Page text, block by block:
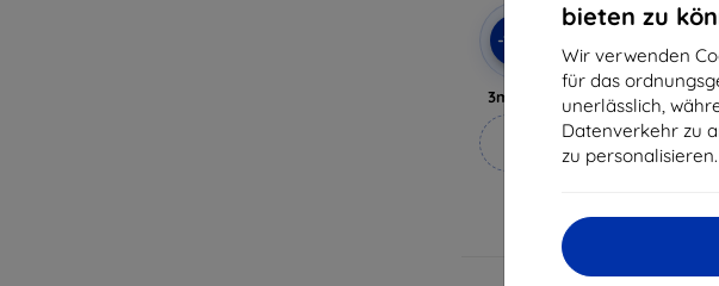
bieten zu
Wir verwenden
für das
unerlässlich,
Datenverkehr zu
zu personalisieren.
-10%
Rabatt
Gutschein
3mk Anti-Shock Schutzglas
Maßgeschneidert
hergestellt
15,21 €
Auf Lager > 5 Stk.